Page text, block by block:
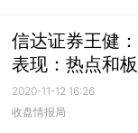
信达证券王健
表现：热点和
2020-11-12 16:26
收盘情报局